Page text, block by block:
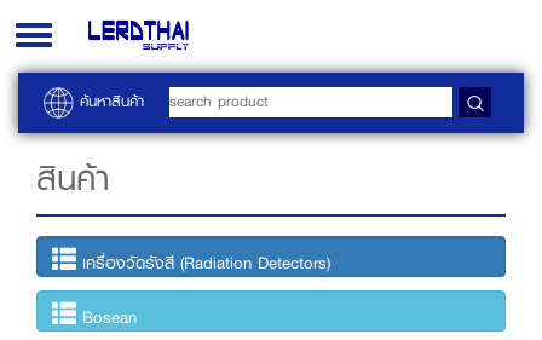
Toggle
navigation
ค้นหาสินค้า
สินค้า
เครื่องวัดรังสี (Radiation Detectors)
Bosean